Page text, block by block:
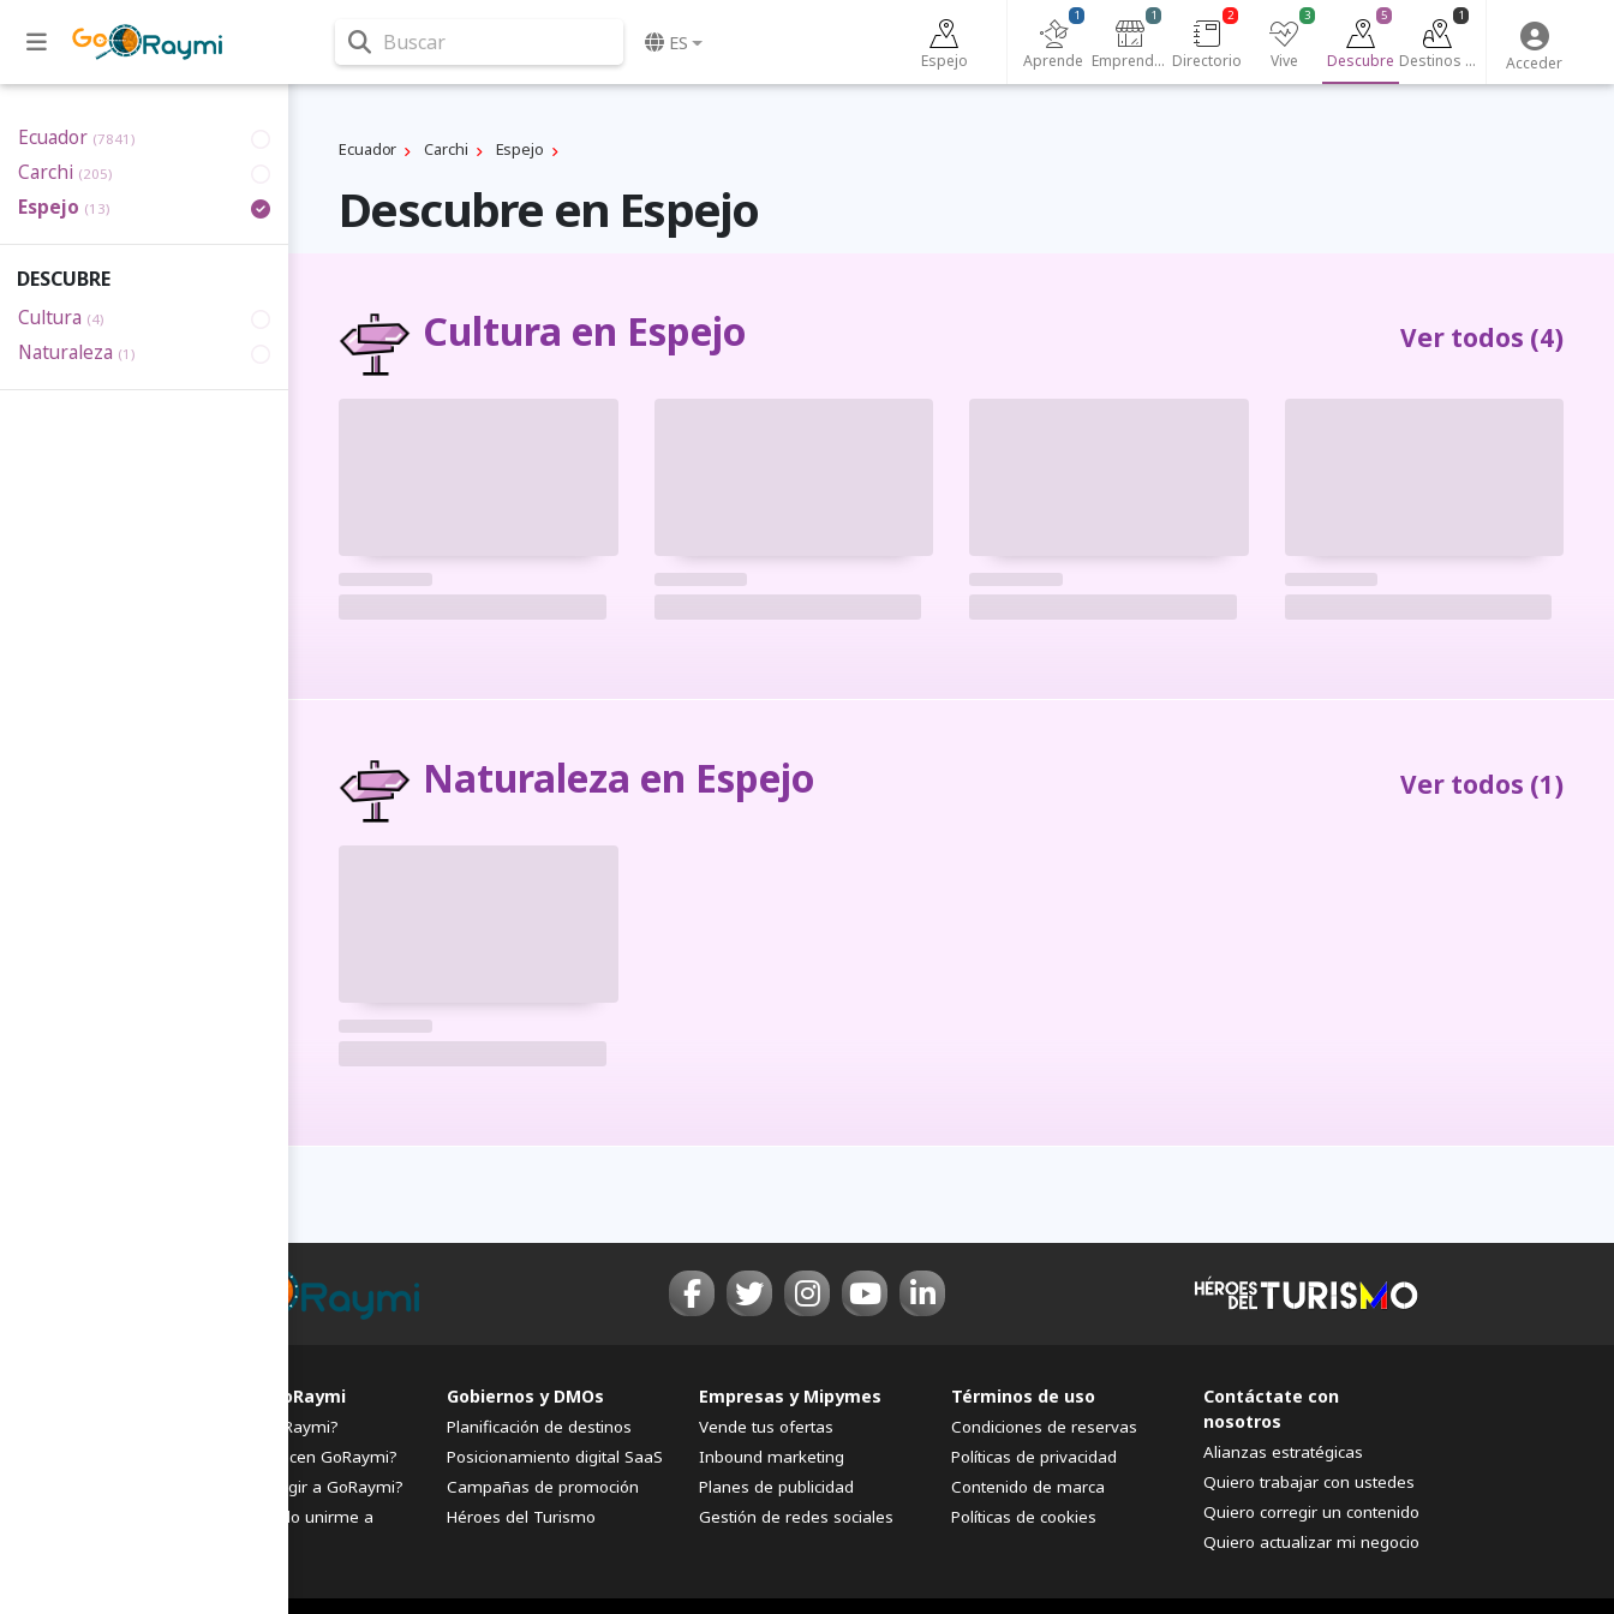
Buscar ES
Espejo Aprende
1
Emprendedores
1
Directorio
2
Vive
3
Descubre
5
Destinos turísticos
1
Acceder
Ecuador (7841)
Carchi (205)
Espejo (13)
DESCUBRE
Cultura (4)
Naturaleza (1)
Ecuador Carchi Espejo
Descubre en Espejo
Cultura en Espejo Ver todos (4)
Naturaleza en Espejo Ver todos (1)
FAQs de GoRaymi
¿Qué es GoRaymi?
¿Quiénes hacen GoRaymi?
¿Por qué elegir a GoRaymi?
¿Cómo puedo unirme a
Gobiernos y DMOs
Planificación de destinos
Posicionamiento digital SaaS
Campañas de promoción
Héroes del Turismo
Empresas y Mipymes
Vende tus ofertas
Inbound marketing
Planes de publicidad
Gestión de redes sociales
Términos de uso
Condiciones de reservas
Políticas de privacidad
Contenido de marca
Políticas de cookies
Contáctate con
nosotros
Alianzas estratégicas
Quiero trabajar con ustedes
Quiero corregir un contenido
Quiero actualizar mi negocio